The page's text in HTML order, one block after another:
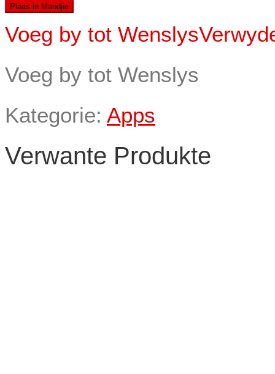
Plaas in Mandjie
Voeg by tot Wenslys
Voeg by tot Wenslys
Kategorie: Apps
Verwante Produkte